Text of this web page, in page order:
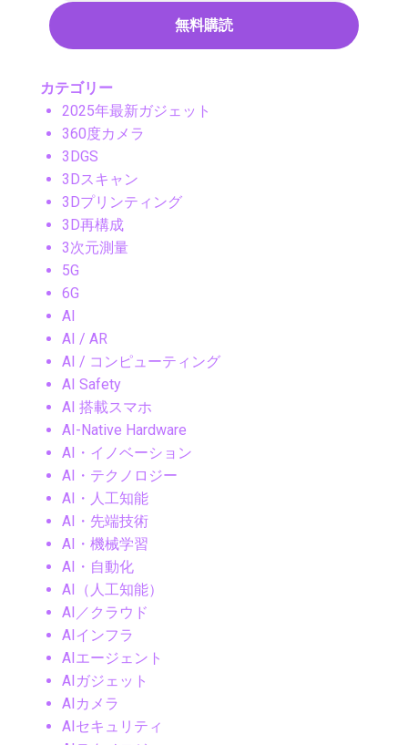
カテゴリー
2025年最新ガジェット
360度カメラ
3DGS
3Dスキャン
3Dプリンティング
3D再構成
3次元測量
5G
6G
AI
AI / AR
AI / コンピューティング
AI Safety
AI 搭載スマホ
AI-Native Hardware
AI・イノベーション
AI・テクノロジー
AI・人工知能
AI・先端技術
AI・機械学習
AI・自動化
AI（人工知能）
AI／クラウド
AIインフラ
AIエージェント
AIガジェット
AIカメラ
AIセキュリティ